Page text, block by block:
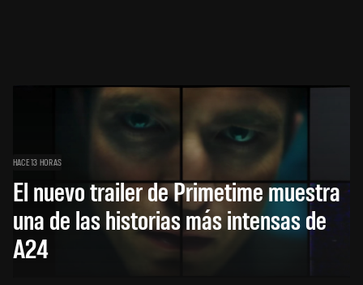
HACE 13 HORAS
El nuevo trailer de Primetime muestra
una de las historias más intensas de
A24